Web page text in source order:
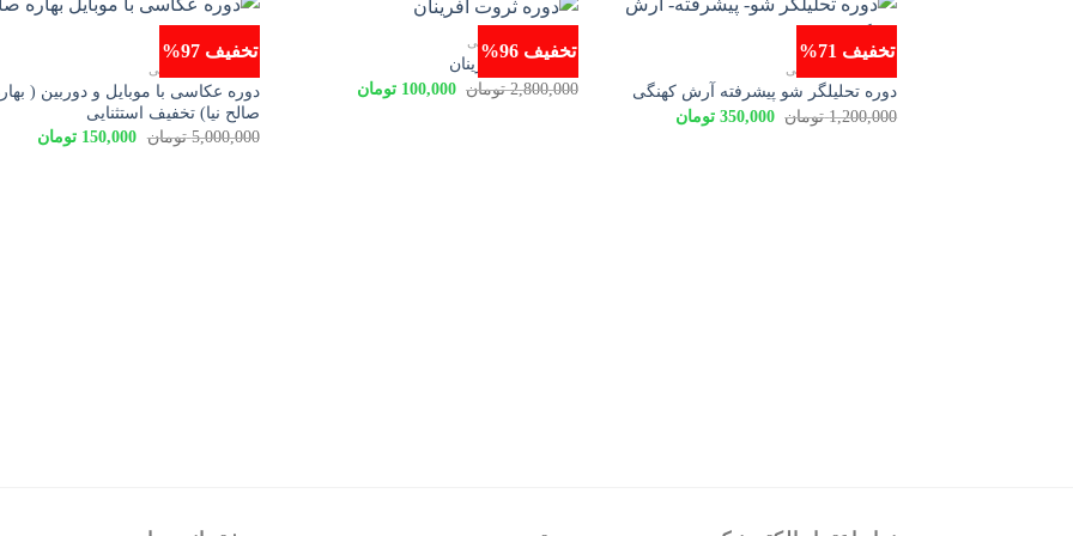
تخفیف 71%
محصولات اموزشی
دوره تحلیلگر شو پیشرفته آرش کهنگی
1,200,000 تومان قیمت
350,000 تومان
تخفیف 96%
محصولات اموزشی
دوره ثروت آفرینان
2,800,000 تومان قیمت
100,000 تومان
100,000 تومان
تخفیف 97%
محصولات اموزشی
دوره عکاسی با موبایل و دوربین (
صالح نیا) تخفیف استثنایی
5,000,000 تومان قیمت
150,000 تومانقیمت